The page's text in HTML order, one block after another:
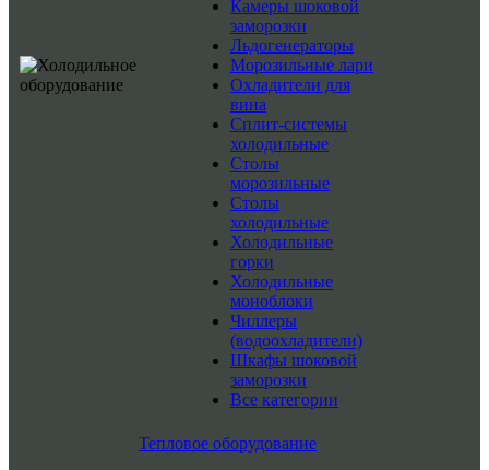
Камеры шоковой
заморозки
Льдогенераторы
Морозильные лари
Охладители для
вина
Сплит-системы
холодильные
Столы
морозильные
Столы
холодильные
Холодильные
горки
Холодильные
моноблоки
Чиллеры
(водоохладители)
Шкафы шоковой
заморозки
Все категории
Тепловое оборудование